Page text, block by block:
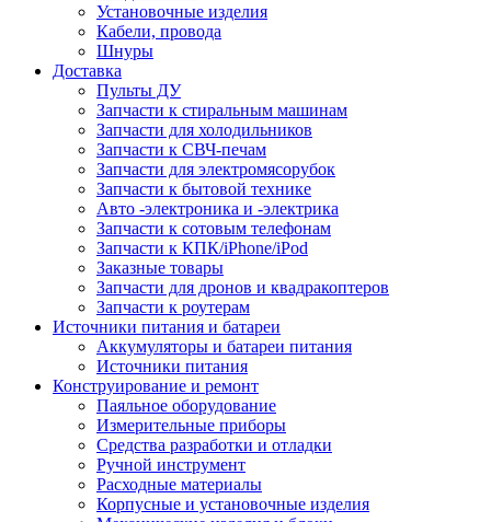
Установочные изделия
Кабели, провода
Шнуры
Доставка
Пульты ДУ
Запчасти к стиральным машинам
Запчасти для холодильников
Запчасти к СВЧ-печам
Запчасти для электромясорубок
Запчасти к бытовой технике
Авто -электроника и -электрика
Запчасти к сотовым телефонам
Запчасти к КПК/iPhone/iPod
Заказные товары
Запчасти для дронов и квадракоптеров
Запчасти к роутерам
Источники питания и батареи
Аккумуляторы и батареи питания
Источники питания
Конструирование и ремонт
Паяльное оборудование
Измерительные приборы
Средства разработки и отладки
Ручной инструмент
Расходные материалы
Корпусные и установочные изделия